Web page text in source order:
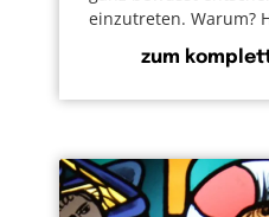
einzutreten. Warum?
zum